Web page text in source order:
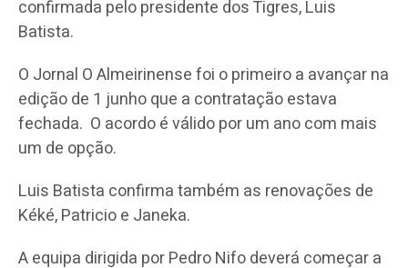
confirmada pelo presidente dos Tigres, Luis
Batista.
O Jornal O Almeirinense foi o primeiro a avançar na
edição de 1 junho que a contratação estava
fechada. O acordo é válido por um ano com mais
um de opção.
Luis Batista confirma também as renovações de
Kéké, Patricio e Janeka.
A equipa dirigida por Pedro Nifo deverá começar a